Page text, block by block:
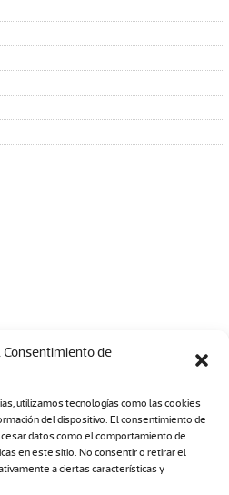
Consentimiento de
utilizamos tecnologías como las cookies
del dispositivo. El consentimiento de
datos como el comportamiento de
en este sitio. No consentir o retirar el
a ciertas características y